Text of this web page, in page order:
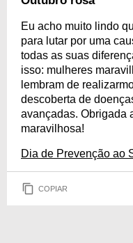
Eu acho muito lindo
para lutar por uma
todas as suas
isso: mulheres
lembram de
descoberta de
avançadas. Obrigada
maravilhosa!
Dia de Prevenção ao
COPIAR